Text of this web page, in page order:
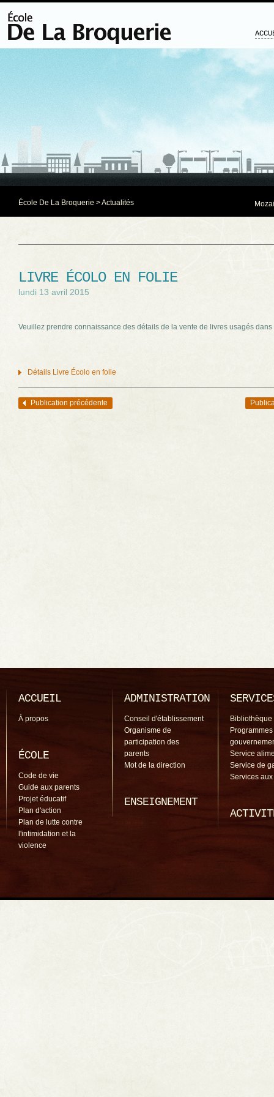
École De La Broquerie >Actualités
LIVRE ÉCOLO EN FOLIE
lundi 13 avril 2015
Veuillez prendre connaissance des détails de la vente de livres usagés
Détails Livre Écolo en folie
Navigation des articles
Publication précédente
ACCUEIL
À propos
ÉCOLE
Code de vie
Guide aux parents
Projet éducatif
Plan d'action
Plan de lutte contre
l'intimidation et la
violence
ADMINISTRATION
Conseil d'établissement
Organisme de
participation des
parents
Mot de la direction
ENSEIGNEMENT
Bibliothèque
Programmes
Service
Service de
Services